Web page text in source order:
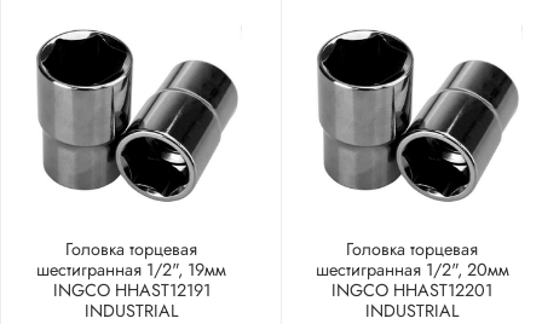
Головка торцевая
шестигранная 1/2", 19мм
INGCO HHAST12191
INDUSTRIAL
Головка торцевая
шестигранная 1/2", 20мм
INGCO HHAST12201
INDUSTRIAL